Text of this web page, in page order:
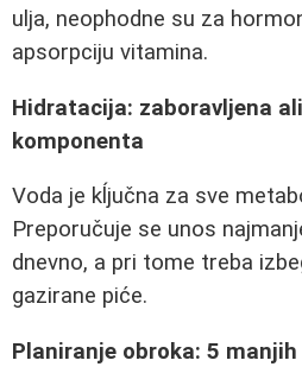
ulja, neophodne su za
apsorpciju vitamina.
Hidratacija: zaboravljena
komponenta
Voda je kĺjučna za sve
Preporučuje se unos
dnevno, a pri tome treba
gazirane piće.
Planiranje obroka: 5